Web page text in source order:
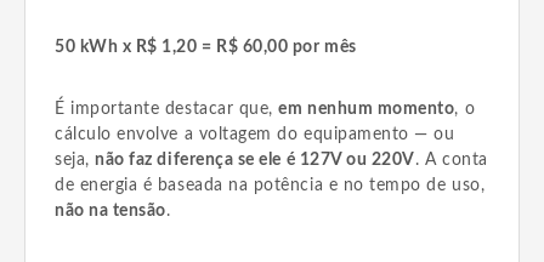
50 kWh x R$ 1,20 = R$ 60,00 por mês
É importante destacar que,em nenhum momento, o
cálculo envolve a voltagem do equipamento — ou
seja,não faz diferença se ele é 127V ou 220V. A conta
de energia é baseada na potência e no tempo de uso,
não na tensão.